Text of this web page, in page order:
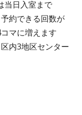
で
開
ま
当日入室まで
約できる回数が
マに増えます
内3地区センター